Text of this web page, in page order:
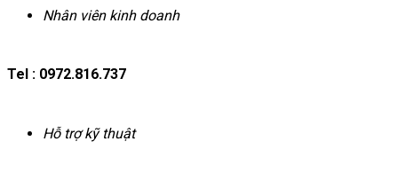
Nhân viên kinh doanh
Tel : 0972.816.737
Hỗ trợ kỹ thuật